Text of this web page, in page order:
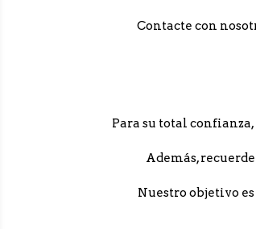
Contacte con
Para su total
Además,
Nuestro objetivo